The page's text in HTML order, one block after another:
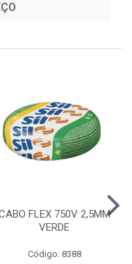
FLEX 750V 2,5MM
VERDE
Código: 8388